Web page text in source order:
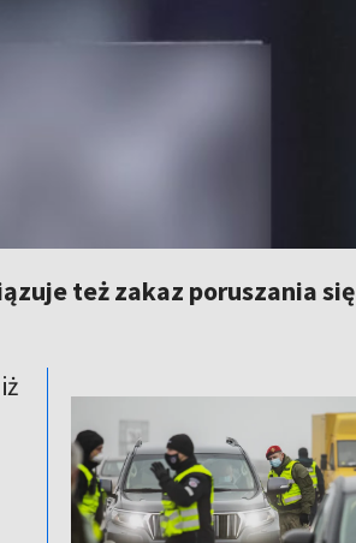
też zakaz poruszania się